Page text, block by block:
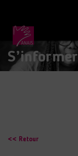
S’informer
<< Retour